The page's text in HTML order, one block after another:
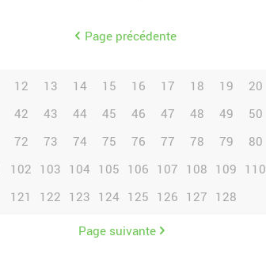
Page précédente
12 13 14 15 16 17 18 19 20
42 43 44 45 46 47 48 49 50
72 73 74 75 76 77 78 79 80
102 103 104 105 106 107 108 109 110
121
122 123 124 125 126 127 128
Page suivante